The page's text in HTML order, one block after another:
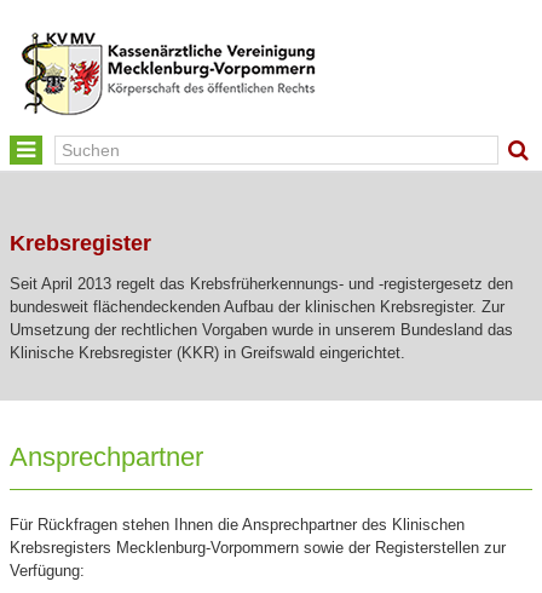
Toggle
navigation
Krebsregister
Seit April 2013 regelt das Krebsfrüherkennungs- und -registergesetz den
bundesweit flächendeckenden Aufbau der klinischen Krebsregister. Zur
Umsetzung der rechtlichen Vorgaben wurde in unserem Bundesland das
Klinische Krebsregister (KKR) in Greifswald eingerichtet.
Ansprechpartner
Für Rückfragen stehen Ihnen die Ansprechpartner des Klinischen
Krebsregisters Mecklenburg-Vorpommern sowie der Registerstellen zur
Verfügung: